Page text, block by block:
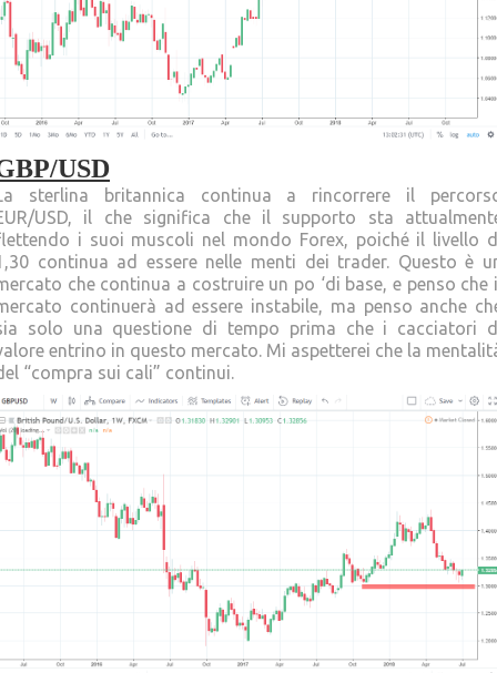
USD
sterlina britannica continua a rincorrere il
USD, il che significa che il supporto sta
i suoi muscoli nel mondo Forex, poiché il livello
continua ad essere nelle menti dei trader. Questo è
che continua a costruire un po ‘di base, e penso che
continuerà ad essere instabile, ma penso anche
solo una questione di tempo prima che i cacciatori
entrino in questo mercato. Mi aspetterei che la
“compra sui cali” continui.